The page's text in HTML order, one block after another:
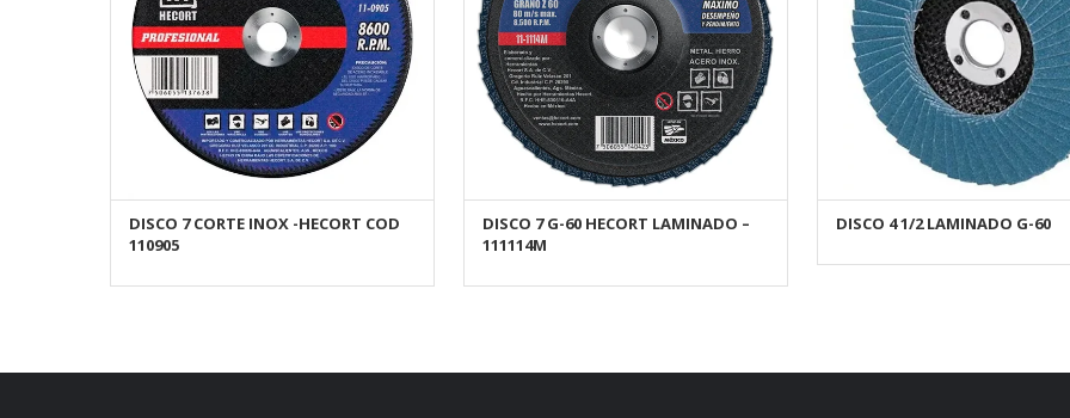
AÑADIR AL CARRITO
DISCO 7 CORTE INOX -HECORT COD
110905
AÑADIR AL CARRITO
DISCO 7 G-60 HECORT LAMINADO –
111114M
AÑADIR AL CARRITO
DISCO 4 1/2 LAMINADO G-60